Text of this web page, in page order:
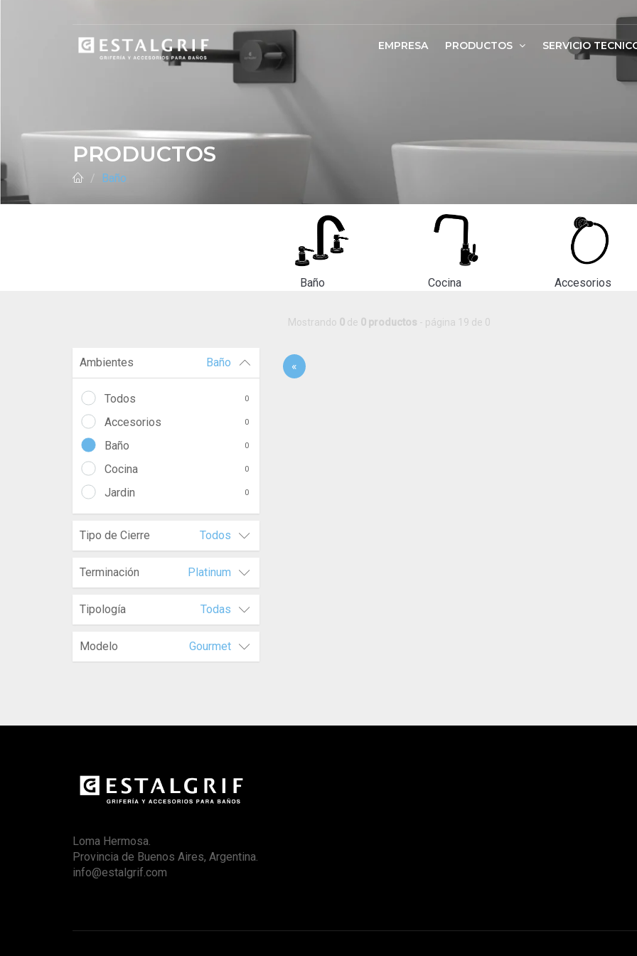
EMPRESA PRODUCTOS SERVICIO
PRODUCTOS
Baño
Baño Cocina Accesorios
Ambientes Baño
Todos 0
Accesorios 0
Baño 0
Cocina 0
Jardin 0
Tipo de Cierre Todos
Terminación Platinum
Tipología Todas
Modelo Gourmet
Mostrando 0de 0 productos - página 19 de 0
«
Loma Hermosa.
Provincia de Buenos Aires, Argentina.
info@estalgrif.com